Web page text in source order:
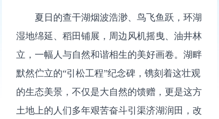
夏日的查干湖烟波浩渺、鸟飞鱼跃，环湖
湿地绵延、稻田铺展，周边风机摇曳、油井林
立，一幅人与自然和谐相生的美好画卷。湖畔
默然伫立的“引松工程”纪念碑，镌刻着这壮观
的生态美景，不仅是大自然的馈赠，更是这方
土地上的人们多年艰苦奋斗引渠济湖润田，改